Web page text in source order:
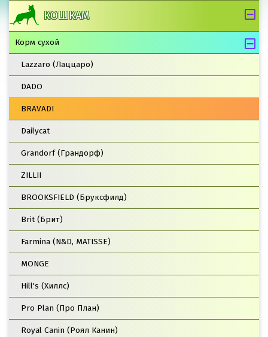
КОШКАМ
Корм сухой
Lazzaro (Лаццаро)
DADO
BRAVADI
Dailycat
Grandorf (Грандорф)
ZILLII
BROOKSFIELD (Бруксфилд)
Brit (Брит)
Farmina (N&D, MATISSE)
MONGE
Hill's (Хиллс)
Pro Plan (Про План)
Royal Canin (Роял Канин)